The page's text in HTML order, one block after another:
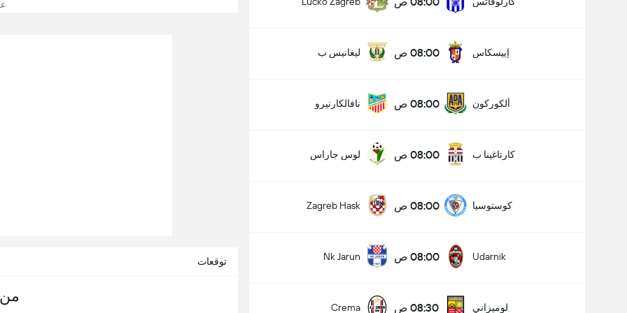
إييسكاس 08:00 ص ليغانيس ب
ألكوركون 08:00 ص نافالكارنيرو
كارتاغينا ب 08:00 ص لوس جاراس
كوستوسيا 08:00 ص Zagreb Hask
Udarnik 08:00 ص Nk Jarun
لوميزاني 08:30 ص Crema
توقعات
عدد الاهداف (2.5)